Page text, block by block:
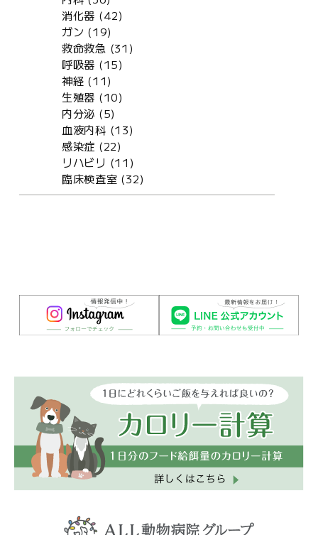
消化器 (42)
ガン (19)
救命救急 (31)
呼吸器 (15)
神経 (11)
生殖器 (10)
内分泌 (5)
血液内科 (13)
感染症 (22)
リハビリ (11)
臨床検査室 (32)